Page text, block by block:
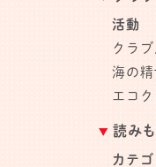
活動
クラ
海の
エコ
読み
カテゴ